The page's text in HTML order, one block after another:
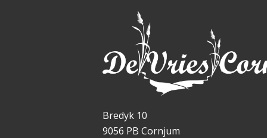
Bredyk 10
9056 PB Cornjum